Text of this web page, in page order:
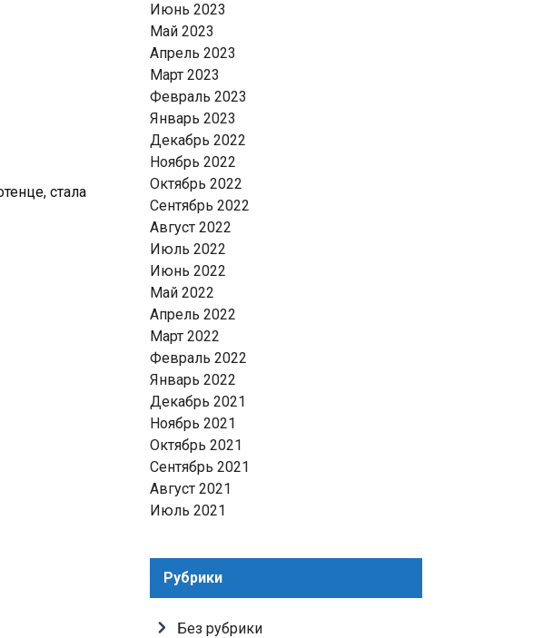
стала
Июнь 2023
Май 2023
Апрель 2023
Март 2023
Февраль 2023
Январь 2023
Декабрь 2022
Ноябрь 2022
Октябрь 2022
Сентябрь 2022
Август 2022
Июль 2022
Июнь 2022
Май 2022
Апрель 2022
Март 2022
Февраль 2022
Январь 2022
Декабрь 2021
Ноябрь 2021
Октябрь 2021
Сентябрь 2021
Август 2021
Июль 2021
Рубрики
Без рубрики